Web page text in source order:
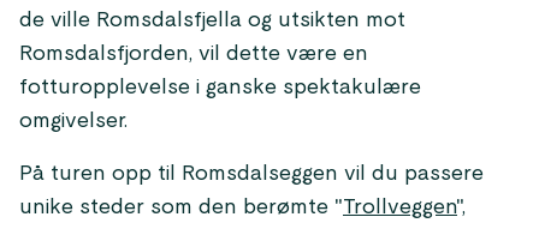
de ville Romsdalsfjella og utsikten mot
Romsdalsfjorden, vil dette være en
fotturopplevelse i ganske spektakulære
omgivelser.
På turen opp til Romsdalseggen vil du passere
unike steder som den berømte "Trollveggen",